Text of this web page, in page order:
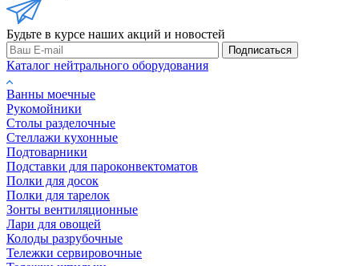
Будьте в курсе наших акций и новостей
Подписаться
Каталог нейтрального оборудования
Ванны моечные
Рукомойники
Столы разделочные
Стеллажи кухонные
Подтоварники
Подставки для пароконвектоматов
Полки для досок
Полки для тарелок
Зонты вентиляционные
Лари для овощей
Колоды разрубочные
Тележки сервировочные